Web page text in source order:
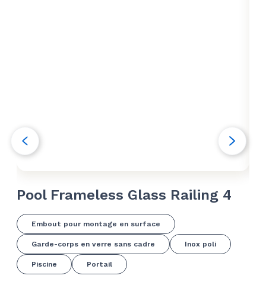
Pool Frameless Glass Railing 4
Embout pour montage en surface
Garde-corps en verre sans cadre Inox poli
Piscine Portail